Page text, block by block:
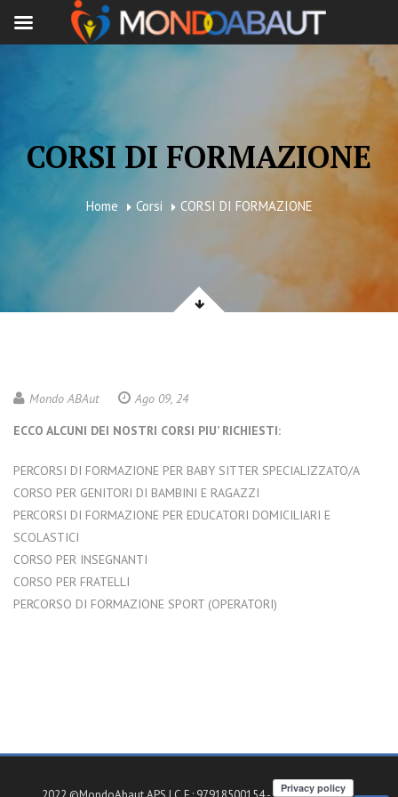
CORSI DI FORMAZIONE
Home Corsi CORSI DI FORMAZIONE
Mondo ABAut
Ago 09, 24
ECCO ALCUNI DEI NOSTRI CORSI PIU’ RICHIESTI:
PERCORSI DI FORMAZIONE PER BABY SITTER SPECIALIZZATO/A
CORSO PER GENITORI DI BAMBINI E RAGAZZI
PERCORSI DI FORMAZIONE PER EDUCATORI DOMICILIARI E
SCOLASTICI
CORSO PER INSEGNANTI
CORSO PER FRATELLI
PERCORSO DI FORMAZIONE SPORT (OPERATORI)